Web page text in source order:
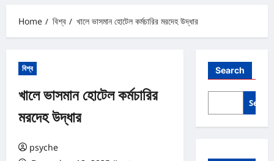
Home বিশ্ব খালে ভাসমান হোটেল কর্মচারির মরদেহ উদ্ধার
বিশ্ব
খালে ভাসমান হোটেল কর্মচারির
মরদেহ উদ্ধার
psyche
Search